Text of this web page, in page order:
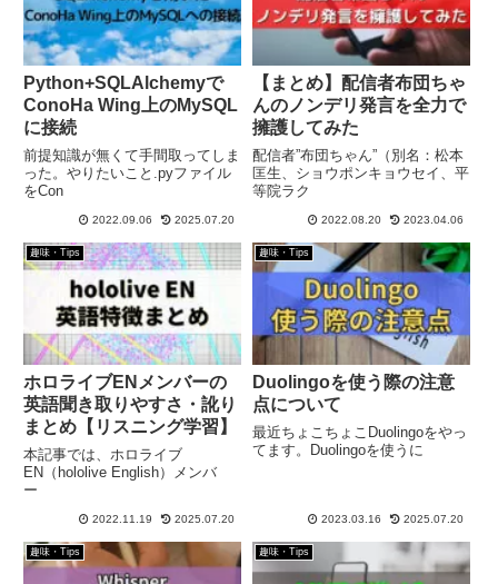
Python+SQLAlchemyで
ConoHa Wing上のMySQL
に接続
前提知識が無くて手間取ってしま
った。やりたいこと.pyファイル
をCon
2022.09.06 2025.07.20
【まとめ】配信者布団ちゃ
んのノンデリ発言を全力で
擁護してみた
配信者”布団ちゃん”（別名：松本
匡生、ショウポンキョウセイ、平
等院ラク
2022.08.20 2023.04.06
趣味・Tips
ホロライブENメンバーの
英語聞き取りやすさ・訛り
まとめ【リスニング学習】
本記事では、ホロライブ
EN（hololive English）メンバ
ー
2022.11.19 2025.07.20
趣味・Tips
Duolingoを使う際の注意
点について
最近ちょこちょこDuolingoをやっ
てます。Duolingoを使うに
2023.03.16 2025.07.20
趣味・Tips 趣味・Tips